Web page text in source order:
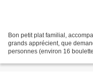
Bon petit plat familial,
grands apprécient, que
personnes (environ 16